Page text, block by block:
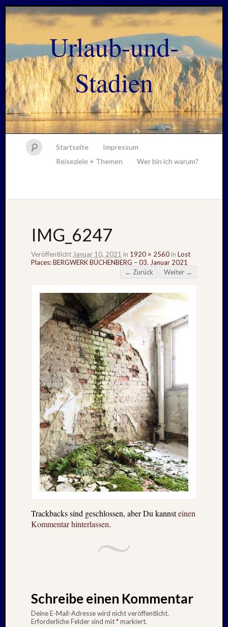
Urlaub-und-
Stadien
Startseite
Impressum
Reiseziele + Themen
Wer bin ich warum?
IMG_6247
Veröffentlicht Januar 10, 2021 in 1920 × 2560 in Lost
Places: BERGWERK BÜCHENBERG – 03. Januar 2021
← Zurück
Weiter →
Trackbacks sind geschlossen, aber Du kannsteinen
Kommentar hinterlassen.
Schreibe einen Kommentar
Deine E-Mail-Adresse wird nicht veröffentlicht.
Erforderliche Felder sind mit*markiert.